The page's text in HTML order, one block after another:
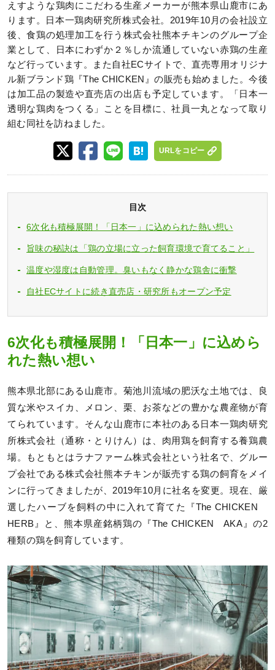
えすような鶏肉にこだわる生産メーカーが熊本県山鹿市にあ
ります。日本一鶏肉研究所株式会社。2019年10月の会社設立
後、食鶏の処理加工を行う株式会社熊本チキンのグループ企
業として、日本にわずか２％しか流通していない赤鶏の生産
など行っています。また自社ECサイトで、直売専用オリジナ
ル新ブランド鶏『The CHICKEN』の販売も始めました。今後
は加工品の製造や直売店の出店も予定しています。「日本一
透明な鶏肉をつくる」ことを目標に、社員一丸となって取り
組む同社を訪ねました。
URLをコピー
目次
6次化も積極展開！「日本一」に込められた熱い想い
旨味の秘訣は「鶏の立場に立った飼育環境で育てること」
温度や湿度は自動管理。臭いもなく静かな鶏舎に衝撃
自社ECサイトに続き直売店・研究所もオープン予定
6次化も積極展開！「日本一」に込めら
れた熱い想い
熊本県北部にある山鹿市。菊池川流域の肥沃な土地では、良
質な米やスイカ、メロン、栗、お茶などの豊かな農産物が育
てられています。そんな山鹿市に本社のある日本一鶏肉研究
所株式会社（通称・とりけん）は、肉用鶏を飼育する養鶏農
場。もともとはラナファーム株式会社という社名で、グルー
プ会社である株式会社熊本チキンが販売する鶏の飼育をメイ
ンに行ってきましたが、2019年10月に社名を変更。現在、厳
選したハーブを飼料の中に入れて育てた『The CHICKEN
HERB』と、熊本県産銘柄鶏の『The CHICKEN AKA』の2
種類の鶏を飼育しています。